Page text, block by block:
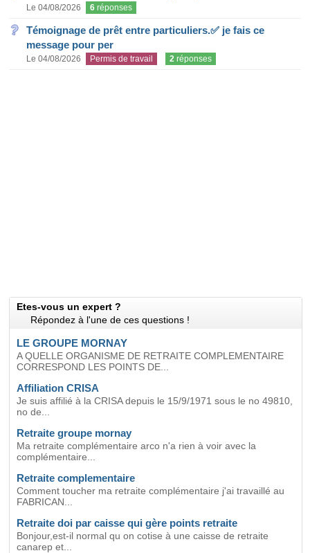
Le 04/08/2026 6 réponses
Témoignage de prêt entre particuliers.✅ je fais ce
message pour per
Le 04/08/2026 Permis de travail 2 réponses
Etes-vous un expert ?
Répondez à l'une de ces questions !
LE GROUPE MORNAY
A QUELLE ORGANISME DE RETRAITE COMPLEMENTAIRE
CORRESPOND LES POINTS DE...
Affiliation CRISA
Je suis affilié à la CRISA depuis le 15/9/1971 sous le no 49810,
no de...
Retraite groupe mornay
Ma retraite complémentaire arco n'a rien à voir avec la
complémentaire...
Retraite complementaire
Comment toucher ma retraite complémentaire j'ai travaillé au
FABRICAN...
Retraite doi par caisse qui gère points retraite
Bonjour,est-il normal qu on cotise à une caisse de retraite
canarep et...